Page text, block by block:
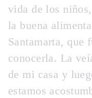
vida de los
la buena
Santamarta, que
conocerla. La
de mi casa y
estamos